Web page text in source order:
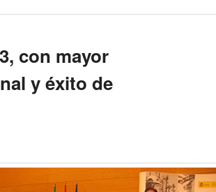
con mayor
y éxito de